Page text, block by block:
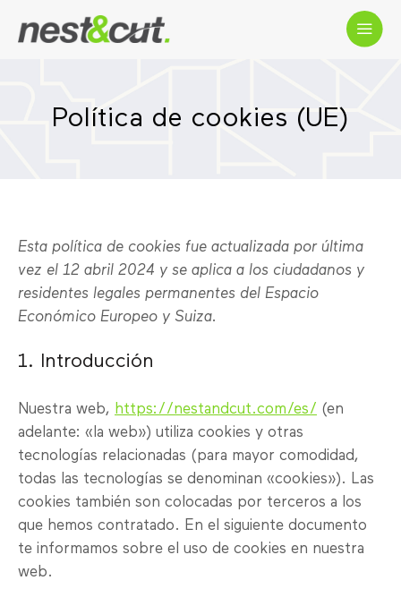
Política de cookies (UE)
Esta política de cookies fue actualizada por última
vez el 12 abril 2024 y se aplica a los ciudadanos y
residentes legales permanentes del Espacio
Económico Europeo y Suiza.
1. Introducción
Nuestra web, https://nestandcut.com/es/ (en
adelante: «la web») utiliza cookies y otras
tecnologías relacionadas (para mayor comodidad,
todas las tecnologías se denominan «cookies»). Las
cookies también son colocadas por terceros a los
que hemos contratado. En el siguiente documento
te informamos sobre el uso de cookies en nuestra
web.